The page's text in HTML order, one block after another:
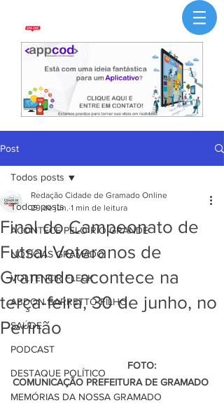
Post
Todos posts
ACONTECE PELO RIO GRANDE
NOTÍCIAS GRAMADO
VOLTENCIR FLECK
ABDON BARRETTO FILHO
SAÚDE
PODCAST
DESTAQUE POLÍTICO
MEMÓRIAS DA NOSSA GRAMADO
Todos posts
Final do Campeonato de
Futsal Veteranos de
Gramado acontece na
terça-feira, 30 de junho, no
Perinão
Redação Cidade de Gramado Online
29 de jun. 1 min de leitura
                                         FOTO:
COMUNICAÇÃO PREFEITURA DE GRAMADO